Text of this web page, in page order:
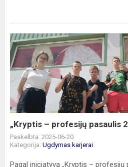
„Kryptis
–
profesijų
pasaulis
2025“
„Kryptis – profesijų pasaulis
Paskelbta: 2025-06-20
Kategorija: Ugdymas karjerai
Pagal iniciatyvą „Kryptis – profesijų